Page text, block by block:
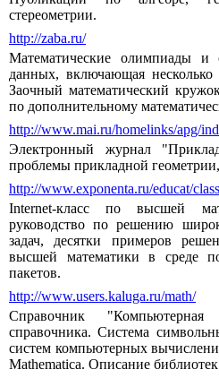
стереометрии.
http://zaba.ru/
Математические олимпиады и
данных, включающая
Заочный математический
по дополнительному
http://www.mai.ru/homelinks/apg/
Электронный журнал
проблемы прикладной
http://www.exponenta.ru/educat/
Internet-класс по высшей
руководство по решению
задач, десятки примеров
высшей математики в среде
пакетов.
http://www.users.kaluga.ru/math/
Справочник
справочника. Система
систем компьютерных
Mathematica. Описание